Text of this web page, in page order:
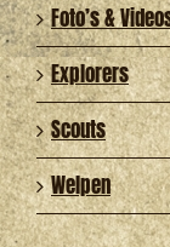
Foto’s &
Explorers
Scouts
Welpen